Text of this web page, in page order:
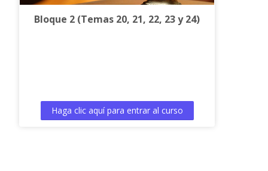
Bloque 2 (Temas 20, 21, 22, 23 y 24)
Haga clic aquí para entrar al curso